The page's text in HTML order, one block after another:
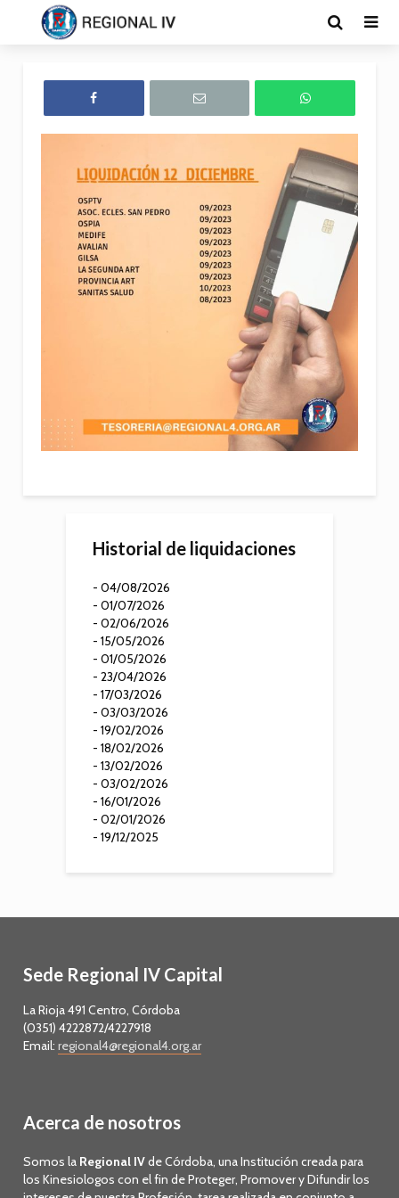
Historial de liquidaciones
- 04/08/2026
- 01/07/2026
- 02/06/2026
- 15/05/2026
- 01/05/2026
- 23/04/2026
- 17/03/2026
- 03/03/2026
- 19/02/2026
- 18/02/2026
- 13/02/2026
- 03/02/2026
- 16/01/2026
- 02/01/2026
- 19/12/2025
Sede Regional IV Capital
La Rioja 491 Centro, Córdoba
(0351) 4222872/4227918
Email:regional4@regional4.org.ar
Acerca de nosotros
Somos la Regional IVde Córdoba, una Institución creada para
los Kinesiologos con el fin de Proteger, Promover y Difundir los